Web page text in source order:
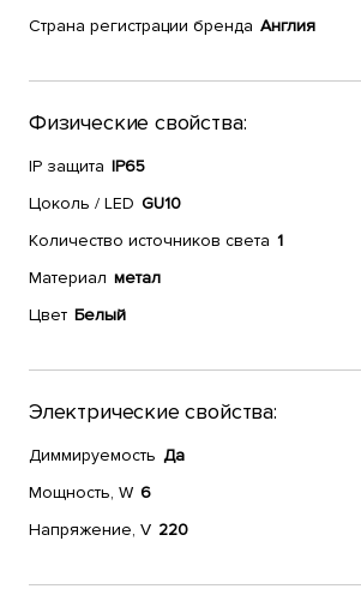
Страна регистрации бренда Англия
Физические свойства:
IP защита IP65
Цоколь / LED GU10
Количество источников света 1
Материал метал
Цвет Белый
Электрические свойства:
Диммируемость Да
Мощность, W 6
Напряжение, V 220